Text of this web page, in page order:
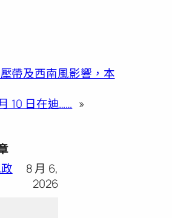
帶及西南風影響，本
10 日在迪…… »
8 月 6,
2026